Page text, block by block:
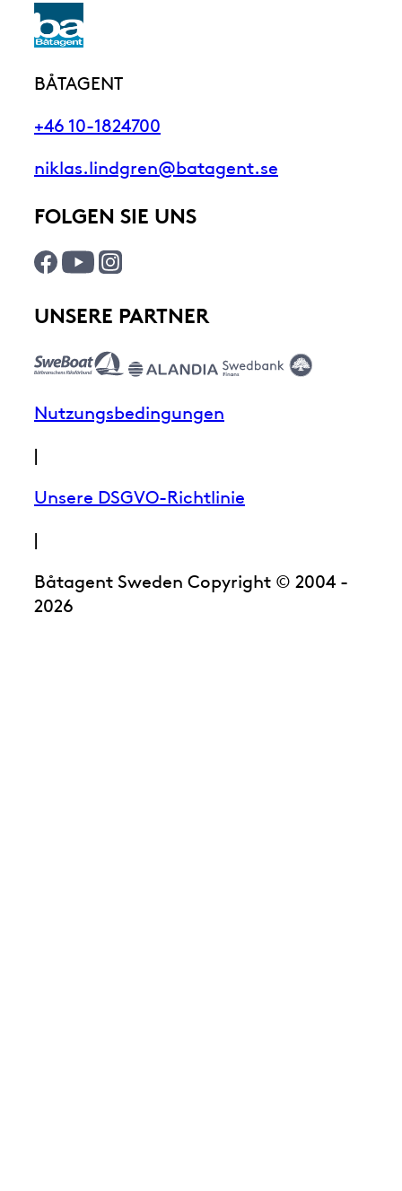
BÅTAGENT
+46 10-1824700
niklas.lindgren@batagent.se
FOLGEN SIE UNS
UNSERE PARTNER
Nutzungsbedingungen
|
Unsere DSGVO-Richtlinie
|
Båtagent Sweden Copyright © 2004 -
2026